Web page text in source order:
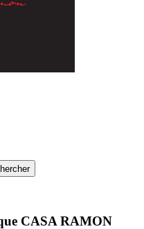
CASA RAMON